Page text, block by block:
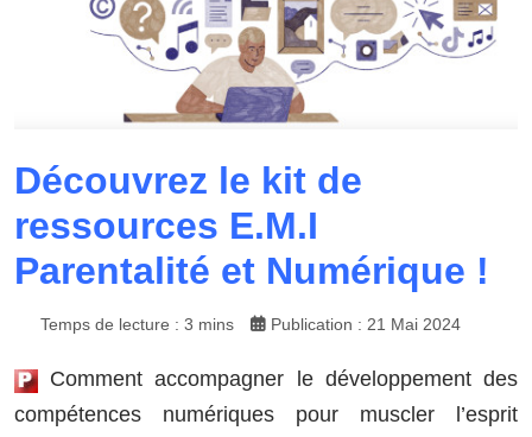
Découvrez le kit de
ressources E.M.I
Parentalité et Numérique !
Temps de lecture : 3 mins Publication : 21 Mai 2024
Comment accompagner le développement des
compétences numériques pour muscler l’esprit